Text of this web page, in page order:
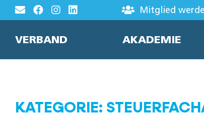
Zum
Inhalt
springen
Mitglied
VERBAND AKADEMIE
KATEGORIE: